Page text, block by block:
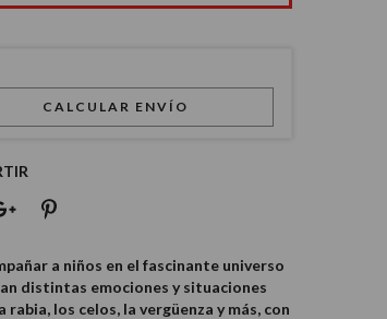
CALCULAR ENVÍO
a niños en el fascinante universo
distintas emociones y situaciones
los celos, la vergüenza y más, con